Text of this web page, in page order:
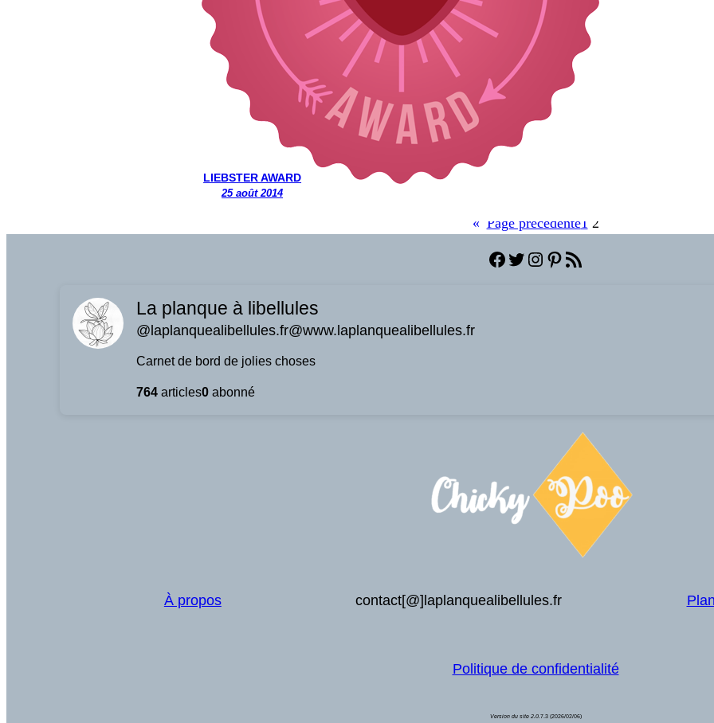
LIEBSTER AWARD
25 août 2014
« Page précédente1 2
Facebook
Twitter
Instagram
Pinterest
Flux RSS
La planque à libellules
@laplanquealibellules.fr@www.laplanquealibellules.fr
Carnet de bord de jolies choses
764 articles0 abonné
À propos contact[@]laplanquealibellules.fr
Politique de confidentialité
Version du site 2.0. 7.3 (2026/02/06)